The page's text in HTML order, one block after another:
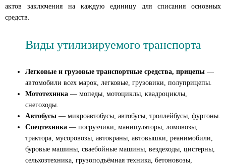
актов заключения на каждую единицу для списания основных
средств.
Виды утилизируемого транспорта
Легковые и грузовые транспортные средства, прицепы —
автомобили всех марок, легковые, грузовики, полуприцепы.
Мототехника — мопеды, мотоциклы, квадроциклы,
снегоходы.
Автобусы — микроавтобусы, автобусы, троллейбусы, фургоны.
Спецтехника — погрузчики, манипуляторы, ломовозы,
трактора, мусоровозы, автокраны, автовышки, реанимобили,
буровые машины, сваебойные машины, вездеходы, цистерны,
сельхозтехника, грузоподъёмная техника, бетоновозы,